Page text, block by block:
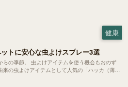
健康
トに安心な虫よけスプレー3選
使う機会もおのず
来の虫よけアイテムとして人気の「ハッカ（薄